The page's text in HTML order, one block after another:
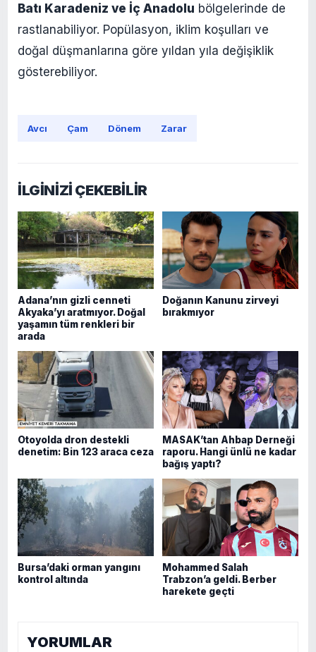
Batı Karadeniz ve İç Anadolu bölgelerinde de
rastlanabiliyor. Popülasyon, iklim koşulları ve
doğal düşmanlarına göre yıldan yıla değişiklik
gösterebiliyor.
Avcı Çam Dönem Zarar
İLGİNİZİ ÇEKEBİLİR
Adana’nın gizli cenneti
Akyaka’yı aratmıyor. Doğal
yaşamın tüm renkleri bir
arada
Doğanın Kanunu zirveyi
bırakmıyor
Otoyolda dron destekli
denetim: Bin 123 araca ceza
MASAK’tan Ahbap Derneği
raporu. Hangi ünlü ne kadar
bağış yaptı?
Bursa’daki orman yangını
kontrol altında
Mohammed Salah
Trabzon’a geldi. Berber
harekete geçti
YORUMLAR